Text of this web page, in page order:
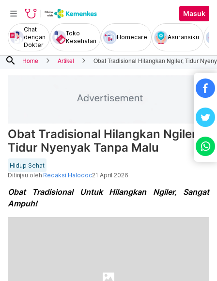
Masuk
Chat
dengan
Dokter
Toko
Kesehatan
Homecare Asuransiku
search Home Artikel Obat Tradisional Hilangkan Ngiler, Tidur
Obat Tradisional Hilangkan Ngiler,
Tidur Nyenyak Tanpa Malu
Hidup Sehat
Ditinjau oleh Redaksi Halodoc21 April 2026
Obat Tradisional Untuk Hilangkan Ngiler, Sangat
Ampuh!